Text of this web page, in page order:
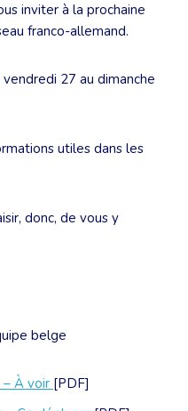
inviter à la prochaine
franco-allemand.
27 au dimanche
utiles dans les
donc, de vous y
belge
À voir [PDF]